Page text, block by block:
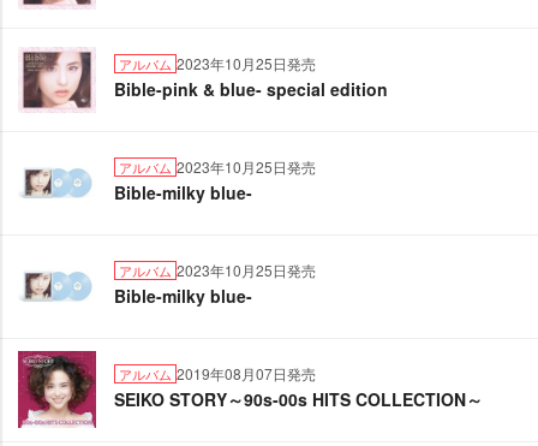
アルバム 2023年10月25日発売
Bible-pink & blue- special edition
アルバム 2023年10月25日発売
Bible-milky blue-
アルバム 2023年10月25日発売
Bible-milky blue-
アルバム 2019年08月07日発売
SEIKO STORY～90s-00s HITS COLLECTION～